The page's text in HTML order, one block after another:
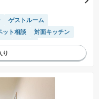
ゲストルーム
ット相談
対面キッチン
ー
床暖房
インターホン